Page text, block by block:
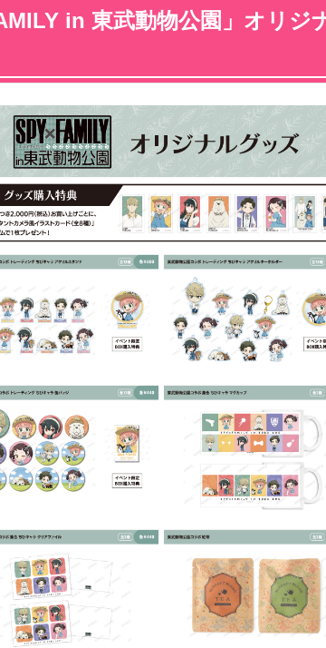
in 東武動物公園」オリジ